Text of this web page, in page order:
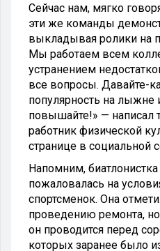
Сейчас нам, мягко
эти же команды
выкладывая ролики на
Мы работаем всем
устранением
все вопросы. Давайте-
популярность на лыжне
повышайте!» — написал
работник физической
странице в социальной
Напомним, биатлонистка
пожаловалась на
спортсменок. Она
проведению ремонта,
он проводится перед
которых заранее было